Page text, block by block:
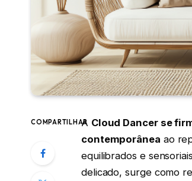
COMPARTILHAR
A Cloud Dancer se
contemporânea ao
equilibrados e
delicado, surge como